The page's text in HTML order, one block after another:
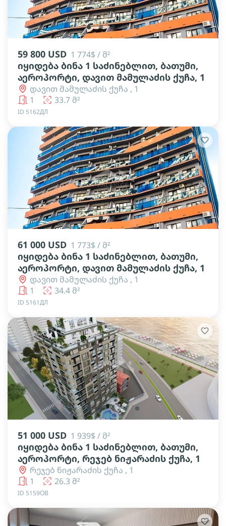
lens lens lens lens lens
59 800 USD 1 774$ / მ²
იყიდება ბინა 1 საძინებლით, ბათუმი,
აეროპორტი, დავით მამულაძის ქუჩა, 1
დავით მამულაძის ქუჩა , 1
1
33.7 მ²
ID 5162ДЛ
lens lens lens
61 000 USD 1 773$ / მ²
იყიდება ბინა 1 საძინებლით, ბათუმი,
აეროპორტი, დავით მამულაძის ქუჩა, 1
დავით მამულაძის ქუჩა , 1
1
34.4 მ²
ID 5161ДЛ
lens lens lens lens lens
51 000 USD 1 939$ / მ²
იყიდება ბინა 1 საძინებლით, ბათუმი,
აეროპორტი, რეჯებ ნიჟარაძის ქუჩა, 1
რეჯებ ნიჟარაძის ქუჩა , 1
1
26.3 მ²
ID 5159ОВ